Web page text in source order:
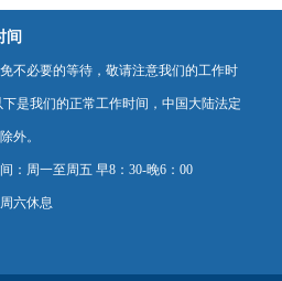
间
不必要的等待，敬请注意我们的工作时
下是我们的正常工作时间，中国大陆法定
外。
：周一至周五 早8：30-晚6：00
六休息